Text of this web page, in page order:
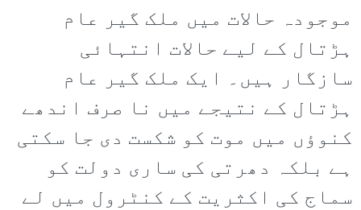
موجودہ حالات میں ملک گیر عام
ہڑتال کے لیے حالات انتہائی
سازگار ہیں۔ ایک ملک گیر عام
ہڑتال کے نتیجے میں نا صرف اندھے
کنوؤں میں موت کو شکست دی جا سکتی
ہے بلکہ دھرتی کی ساری دولت کو
سماج کی اکثریت کے کنٹرول میں لے